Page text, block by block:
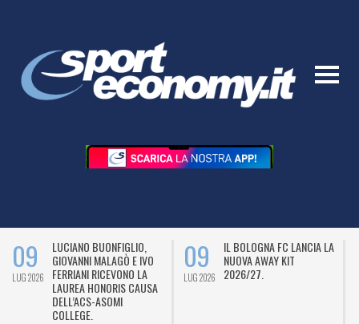
09
LUG 2026
LUCIANO BUONFIGLIO,
GIOVANNI MALAGÒ E IVO
FERRIANI RICEVONO LA
LAUREA HONORIS CAUSA
DELL’ACS-ASOMI
COLLEGE.
09
LUG 2026
IL BOLOGNA FC LANCIA LA
NUOVA AWAY KIT
2026/27.